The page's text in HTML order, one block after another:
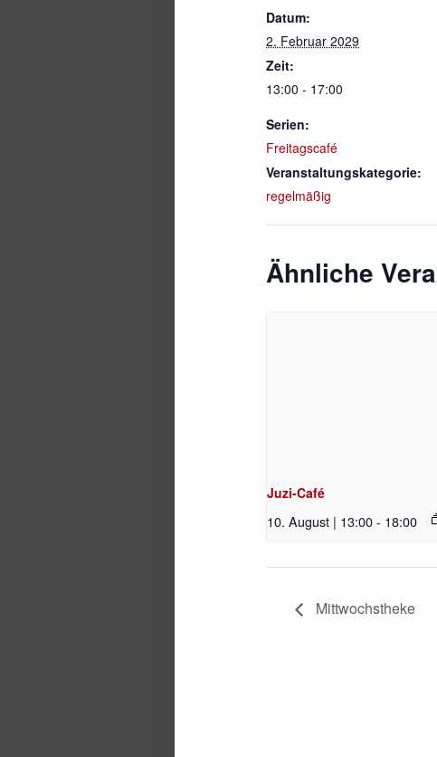
Datum:
2. Februar 2029
Zeit:
13:00 - 17:00
Serien:
Freitagscafé
Veranstaltungskategorie:
regelmäßig
Ähnliche
Juzi-Café
10. August | 13:00- 18:00
Mittwochstheke